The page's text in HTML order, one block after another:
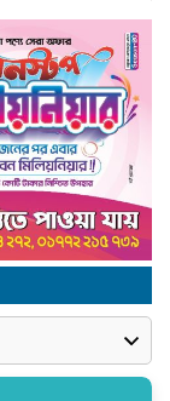
এমপি
থাকবে
চেয়ারম্যান